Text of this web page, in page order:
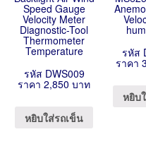
Speed Gauge
Velocity Meter
Diagnostic-Tool
Thermometer
Temperature
รหัส DWS009
ราคา 2,850 บาท
หยิบใส่รถเข็น
รหัส
ราคา
หยิบ